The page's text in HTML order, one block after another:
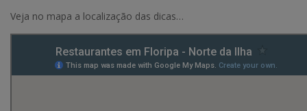
Veja no mapa a localização das dicas…